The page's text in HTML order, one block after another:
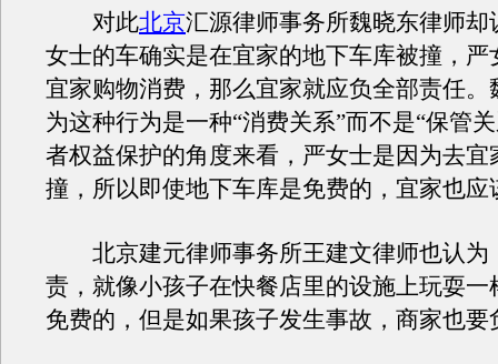
对此北京汇源律师事务所魏晓东律师却
女士的车确实是在宜家的地下车库被撞，严
宜家购物消费，那么宜家就应负全部责任。
为这种行为是一种“消费关系”而不是“保管
者权益保护的角度来看，严女士是因为去宜
撞，所以即使地下车库是免费的，宜家也应
北京建元律师事务所王建文律师也认为
责，就像小孩子在快餐店里的设施上玩耍一
免费的，但是如果孩子发生事故，商家也要